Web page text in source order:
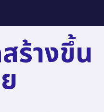
ร้างขึ้น